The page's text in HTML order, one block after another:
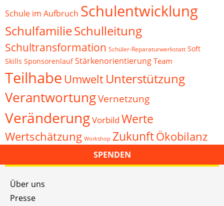
Schule im Aufbruch Schulentwicklung
SchulfamilieSchulleitung
Schultransformation Schüler-Reparaturwerkstatt Soft
Skills Sponsorenlauf Stärkenorientierung Team
Teilhabe Umwelt Unterstützung
VerantwortungVernetzung
VeränderungVorbild Werte
Wertschätzung Workshop ZukunftÖkobilanz
SPENDEN
Über uns
Presse